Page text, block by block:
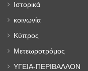
Ιστορικά
κοινωνία
Κύπρος
Μετεωροτρόμος
ΥΓΕΙΑ-ΠΕΡΙΒΑΛΛΟΝ